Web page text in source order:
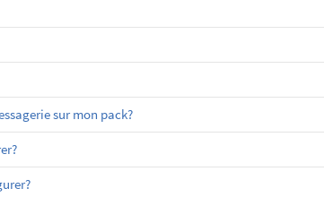
sur mon pack?